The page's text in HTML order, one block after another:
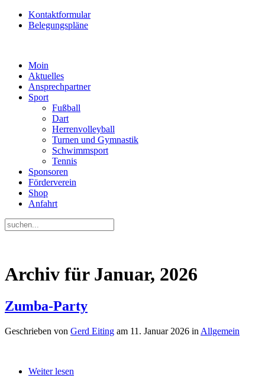
Kontaktformular
Belegungspläne
Moin
Aktuelles
Ansprechpartner
Sport
Fußball
Dart
Herrenvolleyball
Turnen und Gymnastik
Schwimmsport
Tennis
Sponsoren
Förderverein
Shop
Anfahrt
Archiv für Januar, 2026
Zumba-Party
Geschrieben von Gerd Eiting am 11. Januar 2026 in Allgemein
Weiter lesen